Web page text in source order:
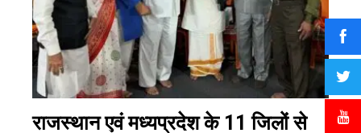
राजस्थान एवं मध्यप्रदेश के 11 जिलों से